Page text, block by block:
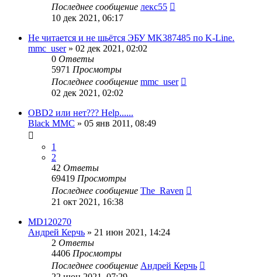
Последнее сообщение лекс55
10 дек 2021, 06:17
Не читается и не шьётся ЭБУ MK387485 по K-Line.
mmc_user» 02 дек 2021, 02:02
0 Ответы
5971 Просмотры
Последнее сообщение mmc_user
02 дек 2021, 02:02
OBD2 или нет??? Help......
Black MMC » 05 янв 2011, 08:49
1
2
42 Ответы
69419 Просмотры
Последнее сообщение The_Raven
21 окт 2021, 16:38
MD120270
Андрей Керчь » 21 июн 2021, 14:24
2 Ответы
4406 Просмотры
Последнее сообщение Андрей Керчь